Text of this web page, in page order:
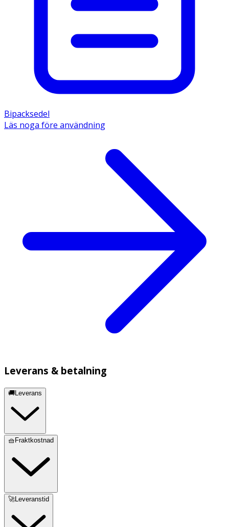
Bipacksedel
Läs noga före användning
Leverans & betalning
🚚Leverans
🧺Fraktkostnad
🚀Leveranstid